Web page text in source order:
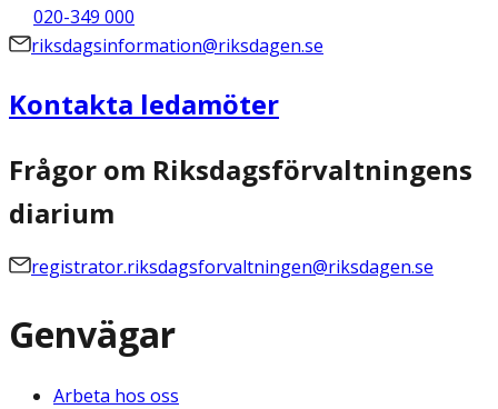
020-349 000
riksdagsinformation@riksdagen.se
Kontakta ledamöter
Frågor om Riksdagsförvaltningens
diarium
registrator.riksdagsforvaltningen@riksdagen.se
Genvägar
Arbeta hos oss